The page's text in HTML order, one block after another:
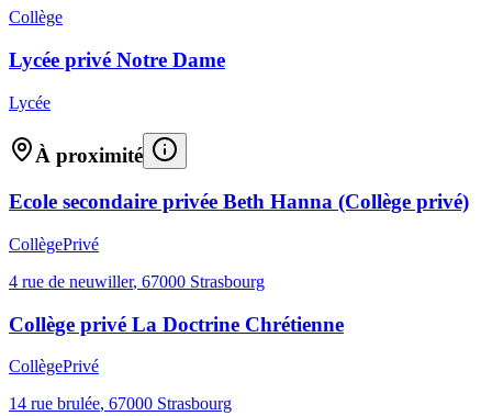
Collège
Lycée privé Notre Dame
Lycée
À proximité
Ecole secondaire privée Beth Hanna (Collège privé)
CollègePrivé
4 rue de neuwiller, 67000 Strasbourg
Collège privé La Doctrine Chrétienne
CollègePrivé
14 rue brulée, 67000 Strasbourg